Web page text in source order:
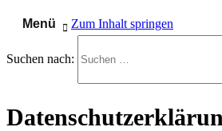
Studenten
& Studentenkonto
Menü Zum Inhalt springen
Suchen nach: